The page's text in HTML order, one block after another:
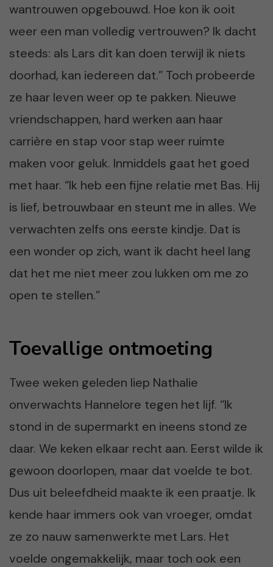
wantrouwen opgebouwd. Hoe kon ik ooit
weer een man volledig vertrouwen? Ik dacht
steeds: als Lars dit kan doen terwijl ik niets
doorhad, kan iedereen dat.” Toch probeerde
ze haar leven weer op te pakken. Nieuwe
vriendschappen, hard werken aan haar
carrière en stap voor stap weer ruimte
maken voor geluk. Inmiddels gaat het goed
met haar. “Ik heb een fijne relatie met Bas. Hij
is lief, betrouwbaar en steunt me in alles. We
verwachten zelfs ons eerste kindje. Dat is
een wonder op zich, want ik dacht heel lang
dat het me niet meer zou lukken om me zo
open te stellen.”
Toevallige ontmoeting
Twee weken geleden liep Nathalie
onverwachts Hannelore tegen het lijf. “Ik
stond in de supermarkt en ineens stond ze
daar. We keken elkaar recht aan. Eerst wilde ik
gewoon doorlopen, maar dat voelde te bot.
Dus uit beleefdheid maakte ik een praatje. Ik
kende haar immers ook van vroeger, omdat
ze zo nauw samenwerkte met Lars. Het
voelde ongemakkelijk, maar toch ook een